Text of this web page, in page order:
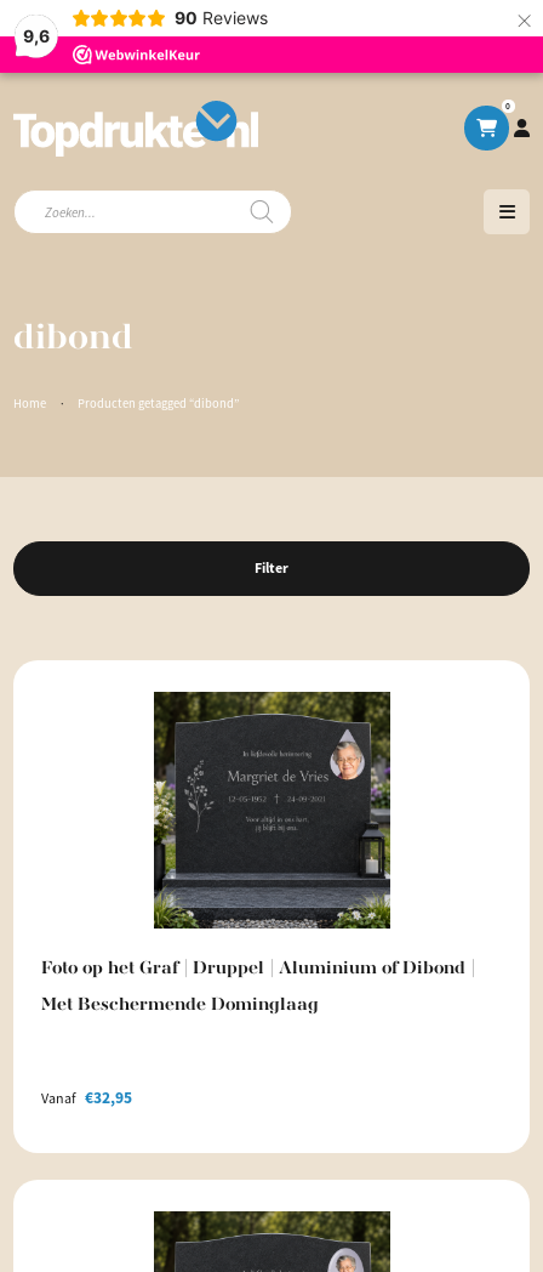
9,6
90 Reviews ×
0
Producten
zoeken
dibond
Home · Producten getagged “dibond”
Filter
Foto op het Graf | Druppel | Aluminium of Dibond |
Met Beschermende Dominglaag
Vanaf €32,95